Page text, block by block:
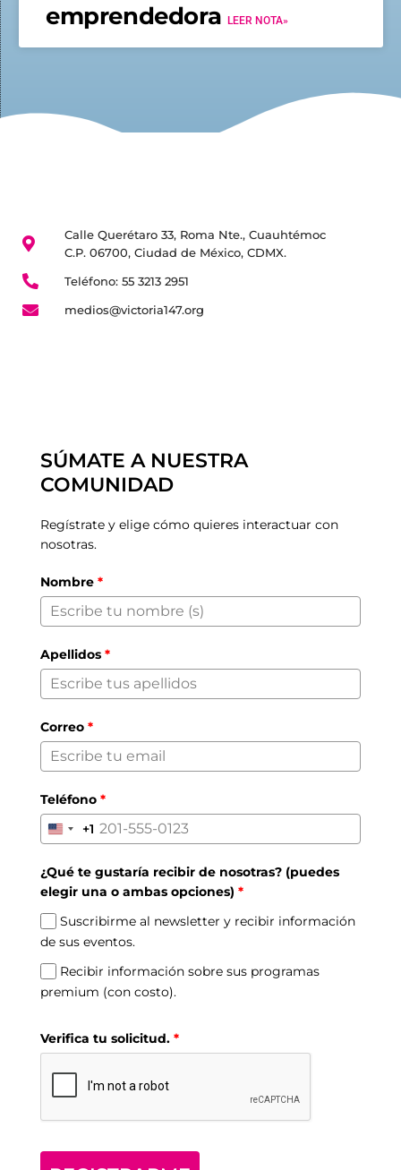
emprendedora LEER NOTA»
Calle Querétaro 33, Roma Nte., Cuauhtémoc
C.P. 06700, Ciudad de México, CDMX.
Teléfono: 55 3213 2951
medios@victoria147.org
SÚMATE A NUESTRA
COMUNIDAD
Regístrate y elige cómo quieres interactuar con
nosotras.
Nombre *
Apellidos *
Correo *
Teléfono *
United
+1
+1
¿Qué te gustaría recibir de nosotras? (puedes
elegir una o ambas opciones) *
Suscribirme al newsletter y recibir información
de sus eventos.
Recibir información sobre sus programas
premium (con costo).
Verifica tu solicitud. *